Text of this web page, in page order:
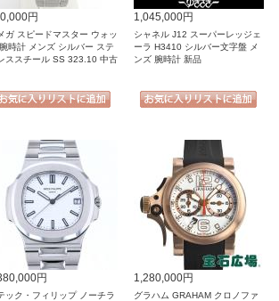
円 1,045,000円
ガ スピードマスター ウォッ
時計 メンズ シルバー ステ
ススチール SS 323.10 中古
シャネル J12 スーパーレッジェ
ーラ H3410 シルバー文字盤 メ
ンズ 腕時計 新品
円 1,280,000円
ック・フィリップ ノーチラ
グラハム GRAHAM クロノファ